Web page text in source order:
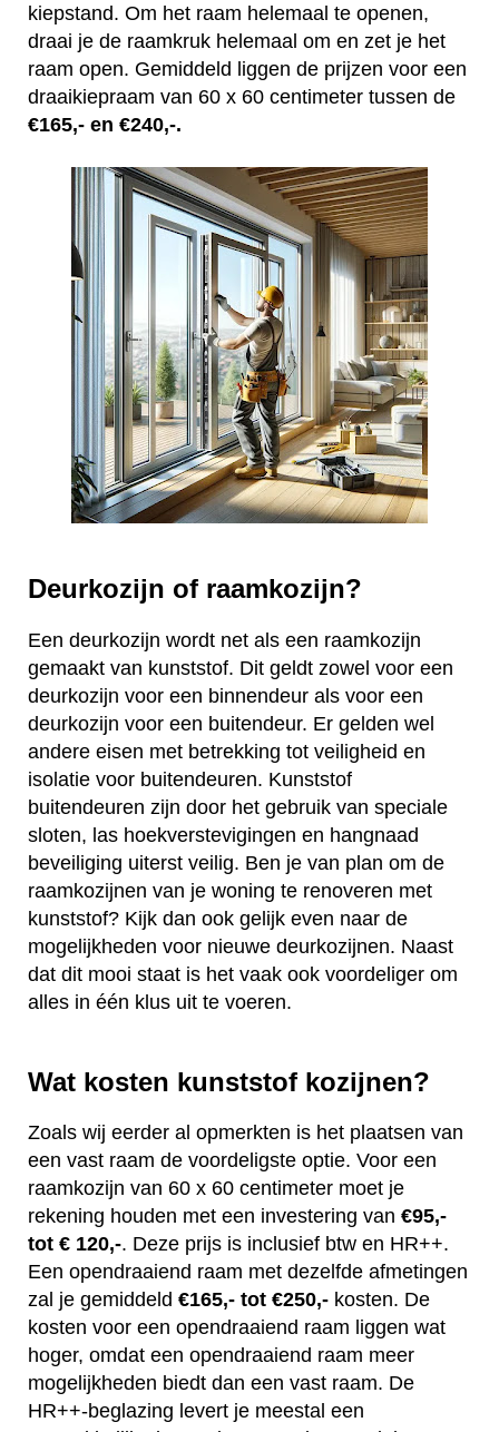
kiepstand. Om het raam helemaal te openen,
draai je de raamkruk helemaal om en zet je het
raam open. Gemiddeld liggen de prijzen voor een
draaikiepraam van 60 x 60 centimeter tussen de
€165,- en €240,-.
Deurkozijn of raamkozijn?
Een deurkozijn wordt net als een raamkozijn
gemaakt van kunststof. Dit geldt zowel voor een
deurkozijn voor een binnendeur als voor een
deurkozijn voor een buitendeur. Er gelden wel
andere eisen met betrekking tot veiligheid en
isolatie voor buitendeuren. Kunststof
buitendeuren zijn door het gebruik van speciale
sloten, las hoekverstevigingen en hangnaad
beveiliging uiterst veilig. Ben je van plan om de
raamkozijnen van je woning te renoveren met
kunststof? Kijk dan ook gelijk even naar de
mogelijkheden voor nieuwe deurkozijnen. Naast
dat dit mooi staat is het vaak ook voordeliger om
alles in één klus uit te voeren.
Wat kosten kunststof kozijnen?
Zoals wij eerder al opmerkten is het plaatsen van
een vast raam de voordeligste optie. Voor een
raamkozijn van 60 x 60 centimeter moet je
rekening houden met een investering van €95,-
tot € 120,-. Deze prijs is inclusief btw en HR++.
Een opendraaiend raam met dezelfde afmetingen
zal je gemiddeld €165,- tot €250,- kosten. De
kosten voor een opendraaiend raam liggen wat
hoger, omdat een opendraaiend raam meer
mogelijkheden biedt dan een vast raam. De
HR++-beglazing levert je meestal een